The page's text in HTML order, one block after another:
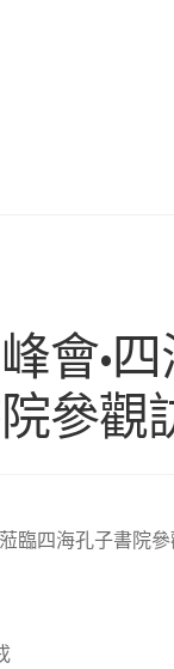
會•
參觀
臨四海孔子書院